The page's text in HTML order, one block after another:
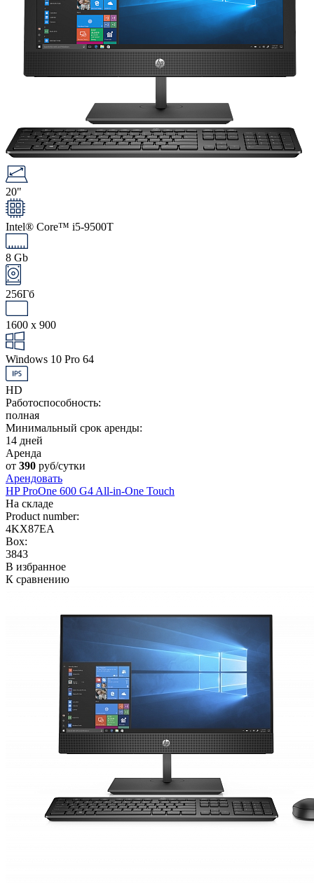
20"
Intel® Core™ i5-9500T
8 Gb
256Гб
1600 x 900
Windows 10 Pro 64
HD
Работоспособность:
полная
Минимальный срок аренды:
14 дней
Аренда
от 390 руб/сутки
Арендовать
HP ProOne 600 G4 All-in-One Touch
На складе
Product number:
4KX87EA
Box:
3843
В избранное
К сравнению